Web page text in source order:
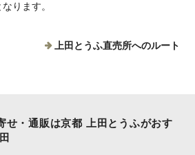
ります。
上田とうふ直売所へのルート
せ・通販は京都 上田とうふがおす